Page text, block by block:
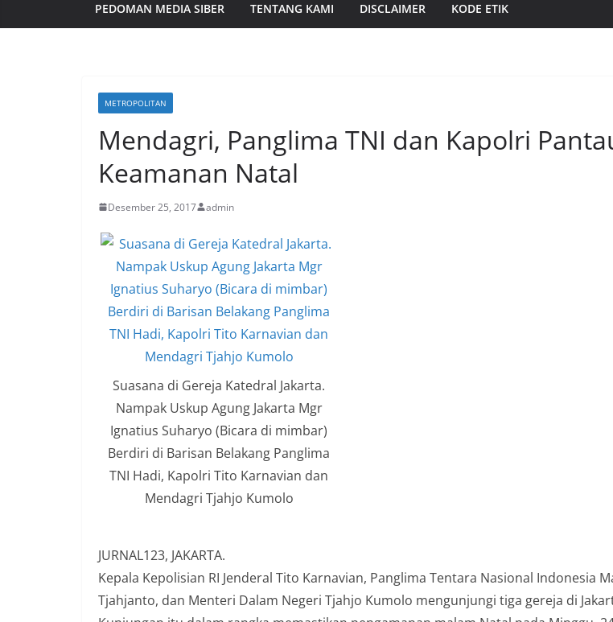
PEDOMAN MEDIA SIBER TENTANG KAMI DISCLAIMER KODE ETIK
METROPOLITAN
Mendagri, Panglima TNI dan Kapolri
Keamanan Natal
Desember 25, 2017 admin
Suasana di Gereja Katedral Jakarta.
Nampak Uskup Agung Jakarta Mgr
Ignatius Suharyo (Bicara di mimbar)
Berdiri di Barisan Belakang Panglima
TNI Hadi, Kapolri Tito Karnavian dan
Mendagri Tjahjo Kumolo
JURNAL123, JAKARTA.
Kepala Kepolisian RI Jenderal Tito Karnavian, Panglima Tentara Nasional Indonesia
Tjahjanto, dan Menteri Dalam Negeri Tjahjo Kumolo mengunjungi tiga gereja di